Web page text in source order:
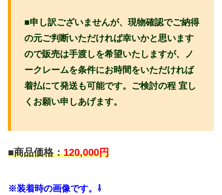
■申し訳ございませんが、現物確認でご納得
の元ご判断いただければ幸いかと思います
ので販売は手渡しを希望いたしますが、ノ
ークレームを条件にお時間をいただければ
着払にて発送も可能です。ご検討の程 宜し
くお願い申しあげます。
■商品価格：120,000円
※装着時の画像です。⇩